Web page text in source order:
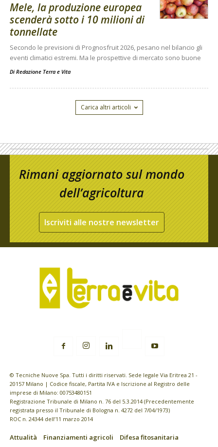
Mele, la produzione europea
scenderà sotto i 10 milioni di
tonnellate
Secondo le previsioni di Prognosfruit 2026, pesano nel bilancio gli
eventi climatici estremi. Ma le prospettive di mercato sono buone
Di Redazione Terra e Vita
Carica altri articoli
Rimani aggiornato sul mondo
dell’agricoltura
Iscriviti alle nostre newsletter
© Tecniche Nuove Spa. Tutti i diritti riservati. Sede legale Via Eritrea 21 -
20157 Milano | Codice fiscale, Partita IVA e Iscrizione al Registro delle
imprese di Milano: 00753480151
Registrazione Tribunale di Milano n. 76 del 5.3.2014 (Precedentemente
registrata presso il Tribunale di Bologna n. 4272 del 7/04/1973)
ROC n. 24344 dell’11 marzo 2014
Attualità Finanziamenti agricoli
Difesa fitosanitaria